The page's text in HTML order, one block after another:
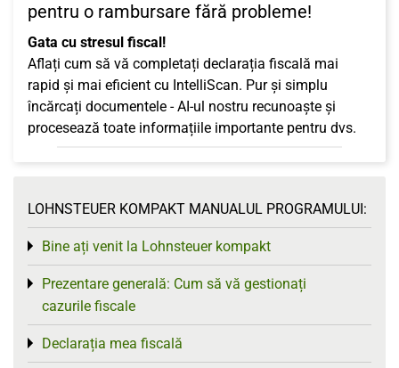
pentru o rambursare fără probleme!
Gata cu stresul fiscal!
Aflați cum să vă completați declarația fiscală mai
rapid și mai eficient cu IntelliScan. Pur și simplu
încărcați documentele - AI-ul nostru recunoaște și
procesează toate informațiile importante pentru dvs.
LOHNSTEUER KOMPAKT MANUALUL PROGRAMULUI:
Bine ați venit la Lohnsteuer kompakt
Toggle menu
Prezentare generală: Cum să vă gestionați
cazurile fiscale
Toggle menu
Declarația mea fiscală
Toggle menu